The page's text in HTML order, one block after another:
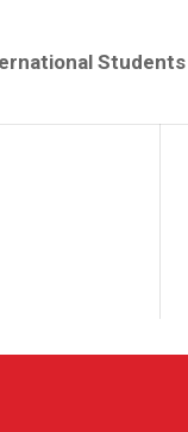
Students